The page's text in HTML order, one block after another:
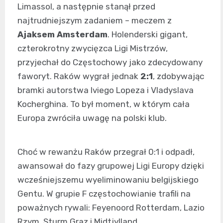
Limassol, a następnie stanął przed
najtrudniejszym zadaniem – meczem z
Ajaksem Amsterdam. Holenderski gigant,
czterokrotny zwycięzca Ligi Mistrzów,
przyjechał do Częstochowy jako zdecydowany
faworyt. Raków wygrał jednak 2:1, zdobywając
bramki autorstwa Iviego Lopeza i Vladyslava
Kocherghina. To był moment, w którym cała
Europa zwróciła uwagę na polski klub.
Choć w rewanżu Raków przegrał 0:1 i odpadł,
awansował do fazy grupowej Ligi Europy dzięki
wcześniejszemu wyeliminowaniu belgijskiego
Gentu. W grupie F częstochowianie trafili na
poważnych rywali: Feyenoord Rotterdam, Lazio